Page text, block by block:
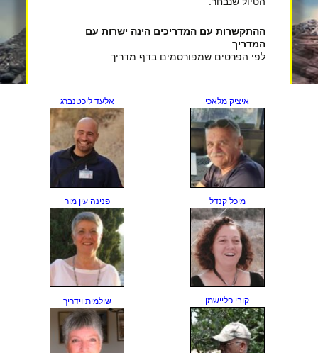
ההתקשרות עם המדריכים הינה ישרות עם
המדריך
לפי הפרטים שמפורסמים בדף מדריך
איציק מלאכי אלעד ליכטנברג
מיכל קנדל פנינה עין מור
קובי פליישמן שולמית וידריך